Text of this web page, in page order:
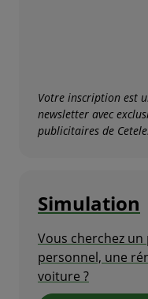
Votre inscription est
newsletter avec
publicitaires de
Simulation
Vous cherchez
personnel, une
voiture ?